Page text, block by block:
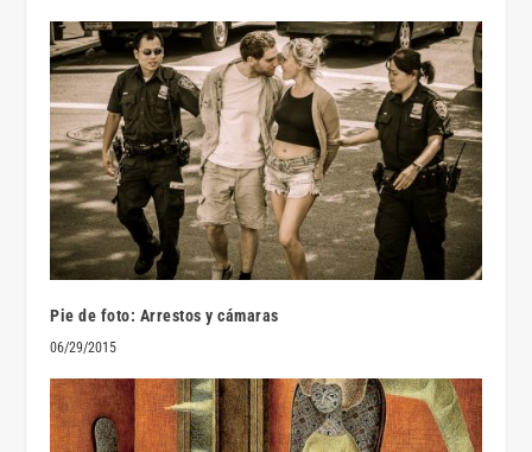
Pie de foto: Arrestos y cámaras
06/29/2015